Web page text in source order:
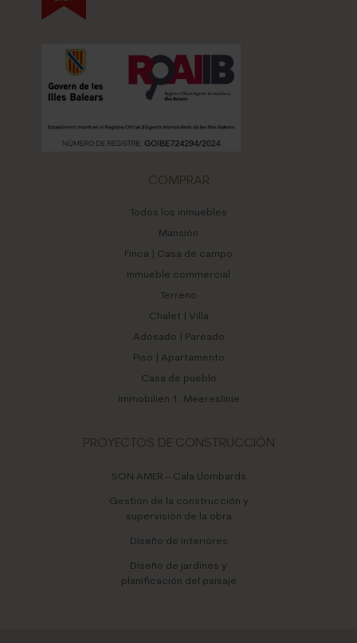
COMPRAR
Todos los inmuebles
Mansión
Finca | Casa de campo
Inmueble commercial
Terreno
Chalet | Villa
Adosado | Pareado
Piso | Apartamento
Casa de pueblo
Immobilien 1. Meereslinie
PROYECTOS DE CONSTRUCCIÓN
SON AMER – Cala Llombards
Gestión de la construcción y
supervisión de la obra
Diseño de interiores
Diseño de jardines y
planificación del paisaje